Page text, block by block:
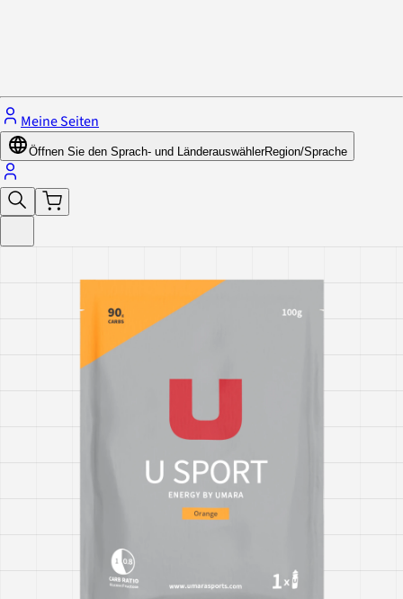
Meine Seiten
Öffnen Sie den Sprach- und LänderauswählerRegion/Sprache